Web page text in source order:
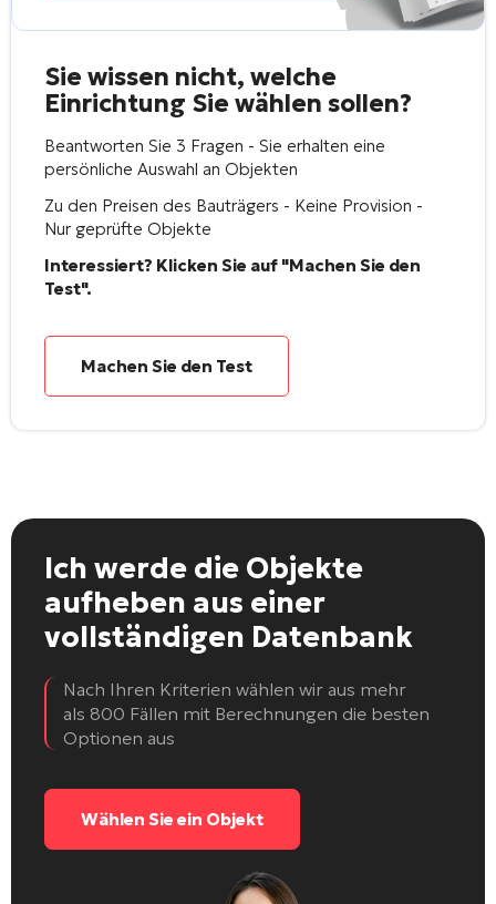
Sie wissen nicht, welche
Einrichtung Sie wählen sollen?
Beantworten Sie 3 Fragen - Sie erhalten eine
persönliche Auswahl an Objekten
Zu den Preisen des Bauträgers - Keine Provision -
Nur geprüfte Objekte
Interessiert? Klicken Sie auf "Machen Sie den
Test".
Machen Sie den Test
Ich werde die Objekte
aufheben aus einer
vollständigen Datenbank
Nach Ihren Kriterien wählen wir aus mehr
als 800 Fällen mit Berechnungen die besten
Optionen aus
Wählen Sie ein Objekt